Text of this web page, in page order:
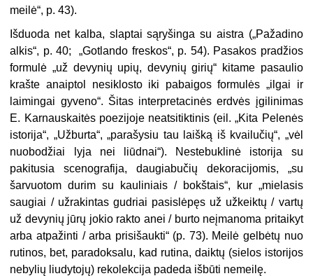
meilė“, p. 43).
Išduoda net kalba, slaptai sąryšinga su aistra („Pažadino
alkis“, p. 40; „Gotlando freskos“, p. 54). Pasakos pradžios
formulė „už devynių upių, devynių girių“ kitame pasaulio
krašte anaiptol nesiklosto iki pabaigos formulės „ilgai ir
laimingai gyveno“. Šitas interpretacinės erdvės įgilinimas
E. Karnauskaitės poezijoje neatsitiktinis (eil. „Kita Pelenės
istorija“, „Užburta“, „parašysiu tau laišką iš kvailučių“, „vėl
nuobodžiai lyja nei liūdnai“). Nestebuklinė istorija su
pakitusia scenografija, daugiabučių dekoracijomis, „su
šarvuotom durim su kauliniais / bokštais“, kur „mielasis
saugiai / užrakintas gudriai pasislėpęs už užkeiktų / vartų
už devynių jūrų jokio rakto anei / burto neįmanoma pritaikyt
arba atpažinti / arba prisišaukti“ (p. 73). Meilė gelbėtų nuo
rutinos, bet, paradoksalu, kad rutina, daiktų (sielos istorijos
nebylių liudytojų) rekolekcija padeda išbūti nemeilę.